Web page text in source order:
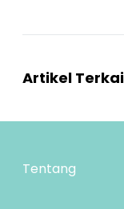
Artikel
Tentang